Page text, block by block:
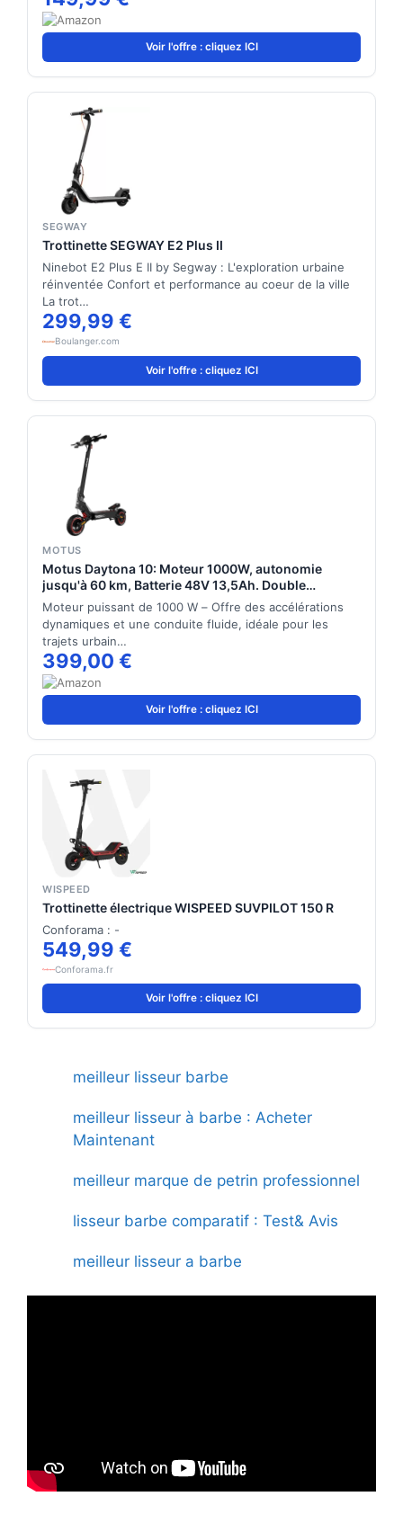
Voir l'offre : cliquez ICI
SEGWAY
Trottinette SEGWAY E2 Plus II
Ninebot E2 Plus E II by Segway : L'exploration urbaine
réinventée Confort et performance au coeur de la ville
La trot…
299,99 €
Boulanger.com
Voir l'offre : cliquez ICI
MOTUS
Motus Daytona 10: Moteur 1000W, autonomie
jusqu'à 60 km, Batterie 48V 13,5Ah. Double
Suspension, Freins à Disque, Roues 10 Pouces, 25
km/h: Plus de Dynamisme, de Confort et de Liberté
au Quotidien.
Moteur puissant de 1000 W – Offre des accélérations
dynamiques et une conduite fluide, idéale pour les
trajets urbain…
399,00 €
Voir l'offre : cliquez ICI
WISPEED
Trottinette électrique WISPEED SUVPILOT 150 R
Conforama : -
549,99 €
Conforama.fr
Voir l'offre : cliquez ICI
meilleur lisseur barbe
meilleur lisseur à barbe : Acheter
Maintenant
meilleur marque de petrin professionnel
lisseur barbe comparatif : Test& Avis
meilleur lisseur a barbe